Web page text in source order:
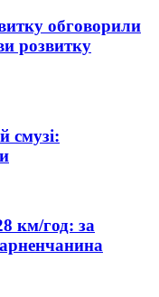
обговорили
розвитку
смузі:
км/год: за